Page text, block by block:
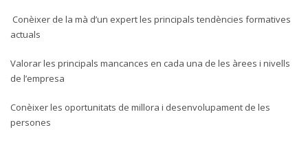
Conèixer de la mà d’un expert les principals tendències formatives
actuals
Valorar les principals mancances en cada una de les àrees i nivells
de l’empresa
Conèixer les oportunitats de millora i desenvolupament de les
persones